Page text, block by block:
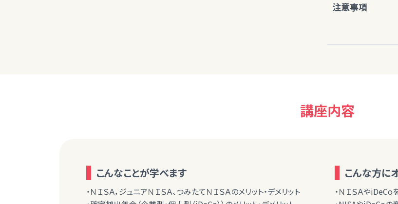
注意事項
講座内容
こんなことが学べます
・ＮＩＳＡ，ジュニアＮＩＳＡ、つみたてＮＩＳＡのメリット・デメリット
こんな方に
・ＮＩＳＡや